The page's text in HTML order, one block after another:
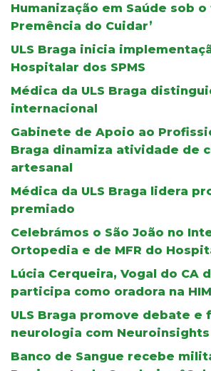
Humanização em Saúde sob o
Premência do Cuidar’
ULS Braga inicia
Hospitalar dos SPMS
Médica da ULS Braga
internacional
Gabinete de Apoio ao
Braga dinamiza atividade de
artesanal
Médica da ULS Braga lidera
premiado
Celebrámos o São João no
Ortopedia e de MFR do
Lúcia Cerqueira, Vogal do CA
participa como oradora na
ULS Braga promove debate e
neurologia com Neuroinsights
Banco de Sangue recebe